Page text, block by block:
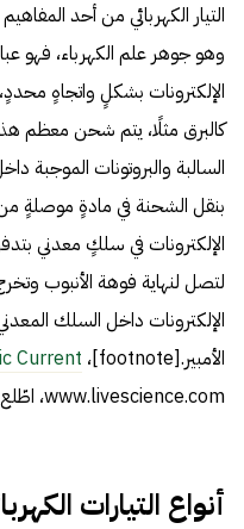
التيار الكهربائي من أحد
وهو جوهر علم الكهرباء، فهو
الإلكترونات بشكلٍ واتجاهٍ
كالبرق مثلًا، يتم شحن معظم
السالبة والبروتونات الموجبة
بنقل الشحنة في مادةٍ موصلةٍ
الإلكترونات في سلكٍ معدني
لتصل لنهاية فوهة الأنبوب
الإلكترونات داخل السلك
الأمبير.[footnote]،
Current?
www.livescience.com، اطّلع عليه بتاريخ 25-4-2019[/footnote]
أنواع التيارات